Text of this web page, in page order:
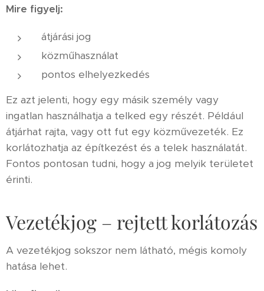
Mire figyelj:
átjárási jog
közműhasználat
pontos elhelyezkedés
Ez azt jelenti, hogy egy másik személy vagy
ingatlan használhatja a telked egy részét. Például
átjárhat rajta, vagy ott fut egy közművezeték. Ez
korlátozhatja az építkezést és a telek használatát.
Fontos pontosan tudni, hogy a jog melyik területet
érinti.
Vezetékjog – rejtett korlátozás
A vezetékjog sokszor nem látható, mégis komoly
hatása lehet.